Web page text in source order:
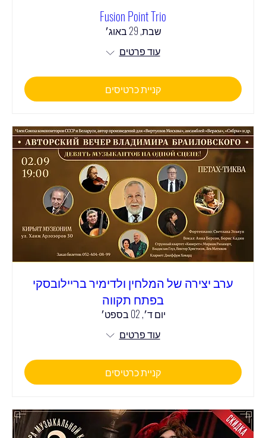
Fusion Point Trio
שבת, 29 באוג׳
עוד פרטים
קניית כרטיסים
ערב יצירה של המלחין ולדימיר בריילובסקי
בפתח תקווה
יום ד׳, 02 בספט׳
עוד פרטים
קניית כרטיסים